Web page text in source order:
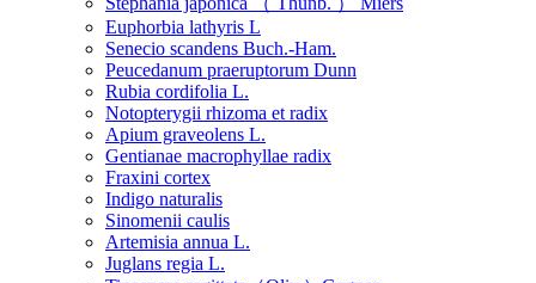
Euphorbia lathyris L
Senecio scandens Buch.-Ham.
Peucedanum praeruptorum Dunn
Rubia cordifolia L.
Notopterygii rhizoma et radix
Apium graveolens L.
Gentianae macrophyllae radix
Fraxini cortex
Indigo naturalis
Sinomenii caulis
Artemisia annua L.
Juglans regia L.